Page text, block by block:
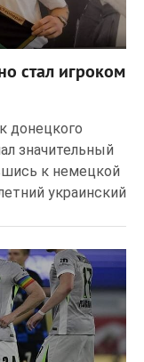
стал игроком
донецкого
значительный
к немецкой
украинский